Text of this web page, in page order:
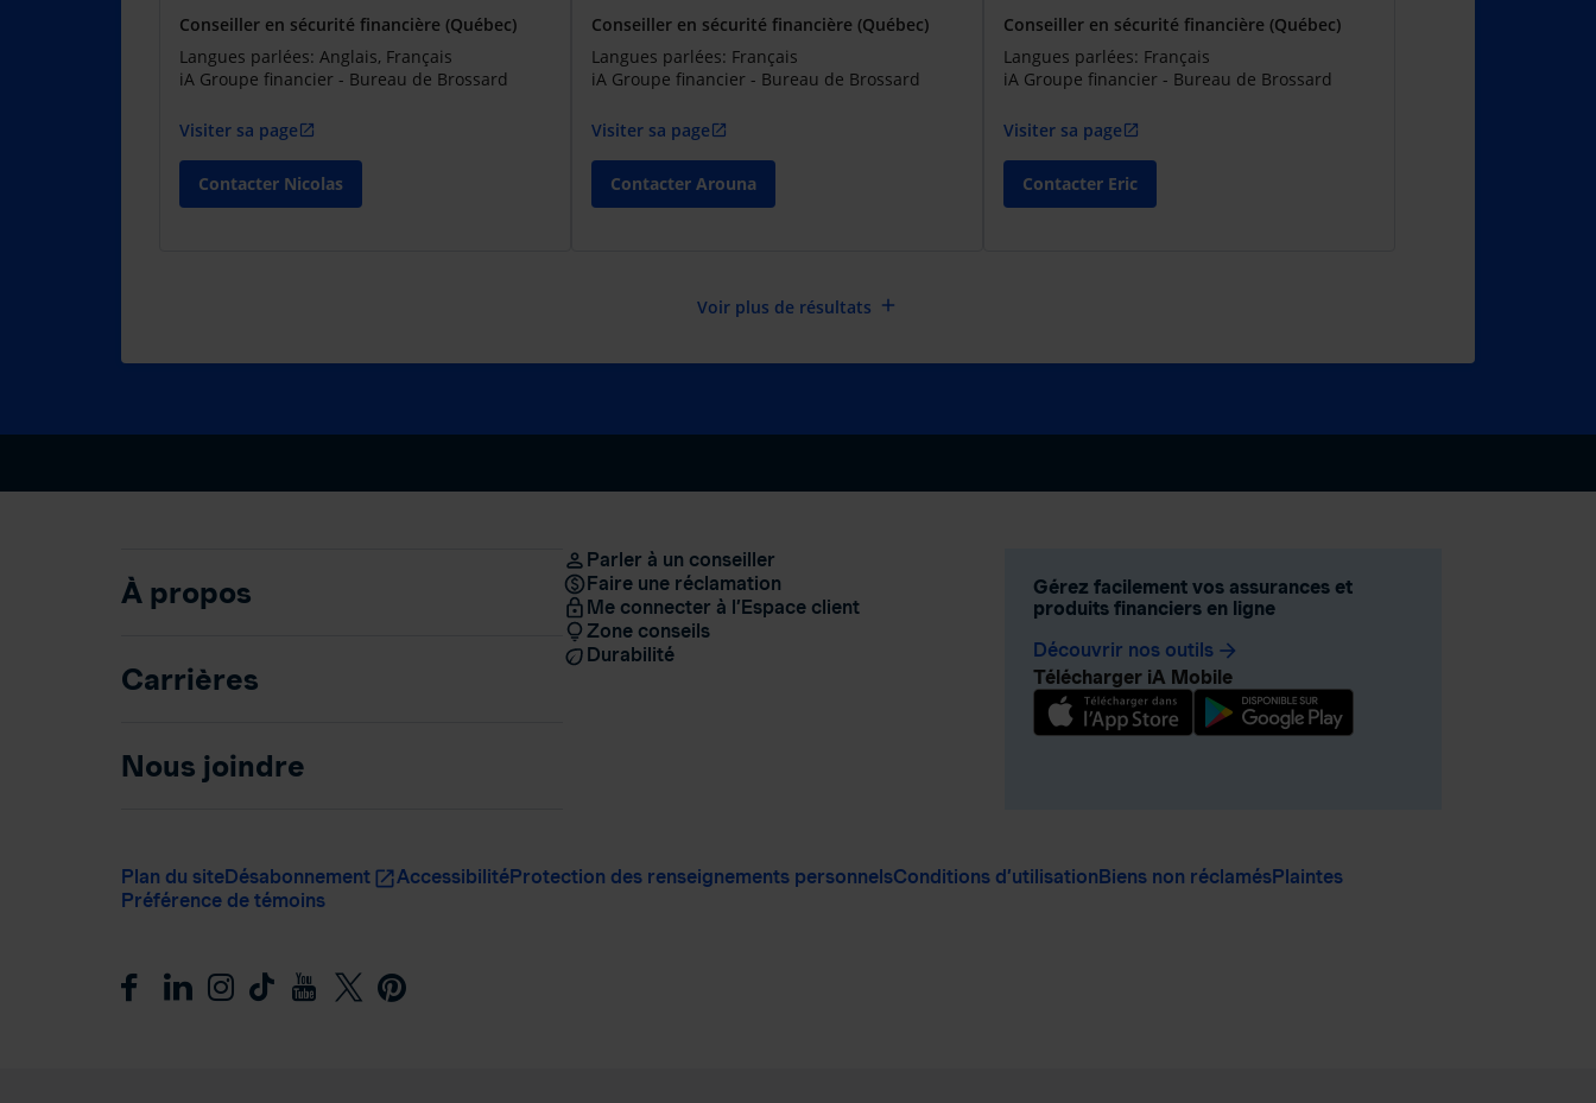
Conseiller en sécurité financière (Québec)
Langues parlées: Anglais, Français
iA Groupe financier - Bureau de Brossard
Visiter sa page open_in_new
Contacter Nicolas
Conseiller en sécurité financière (Québec)
Langues parlées: Français
iA Groupe financier - Bureau de Brossard
Visiter sa page open_in_new
Contacter Arouna
Conseiller en sécurité financière (Québec)
Langues parlées: Français
iA Groupe financier - Bureau de Brossard
Visiter sa page open_in_new
Contacter Eric
Voir plus de résultats add
À propos
Carrières
Nous joindre
Parler à un conseiller
Faire une réclamation
Me connecter à l’Espace client
Zone conseils
Durabilité
Gérez facilement vos assurances et
produits financiers en ligne
Découvrir nos outils arrow_forward
Télécharger iA Mobile
Plan du siteDésabonnement AccessibilitéProtection des renseignements personnelsConditions d’utilisationBiens non réclamésPlaintes
Préférence de témoins